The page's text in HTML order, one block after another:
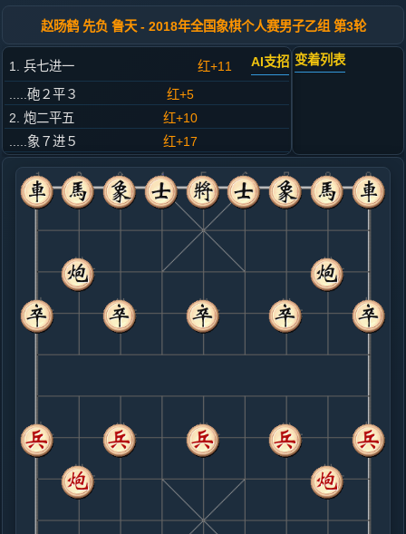
赵旸鹤 先负 鲁天 - 2018年全国象棋个人赛男子乙组 第3轮
1. 兵七进一 红+11 AI支招
.....砲２平３
红+5
2. 炮二平五
红+10
.....象７进５
红+17
3. 仕六进五
红+6
.....马２进１
红+5
4. 炮八平六
红+13
.....车１平２
红+7
5. 马八进七
红+6
.....车２进６
6. 马二进三
红+5
.....车２平３
红+5
7. 车一平二
红+2
兵三进一
8. 兵九进一
红+8
.....卒３进１
红+11
9. 兵七进一
红+10
.....砲８平７
10. 兵三进一
红+30
.....马８进６
红+25
变着列表